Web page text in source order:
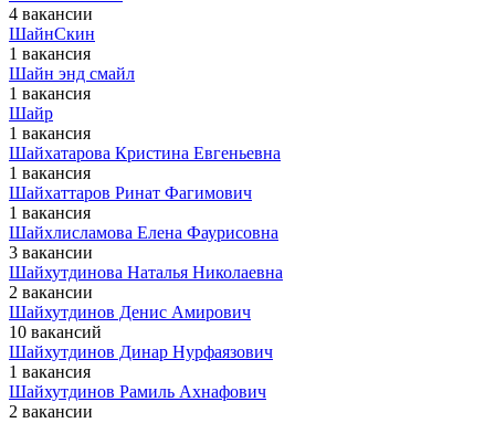
4 вакансии
ШайнСкин
1 вакансия
Шайн энд смайл
1 вакансия
Шайр
1 вакансия
Шайхатарова Кристина Евгеньевна
1 вакансия
Шайхаттаров Ринат Фагимович
1 вакансия
Шайхлисламова Елена Фаурисовна
3 вакансии
Шайхутдинова Наталья Николаевна
2 вакансии
Шайхутдинов Денис Амирович
10 вакансий
Шайхутдинов Динар Нурфаязович
1 вакансия
Шайхутдинов Рамиль Ахнафович
2 вакансии